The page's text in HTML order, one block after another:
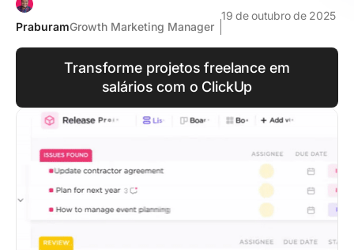
PraburamGrowth Marketing Manager
19 de outubro de 2025
Transforme projetos freelance em
salários com o ClickUp